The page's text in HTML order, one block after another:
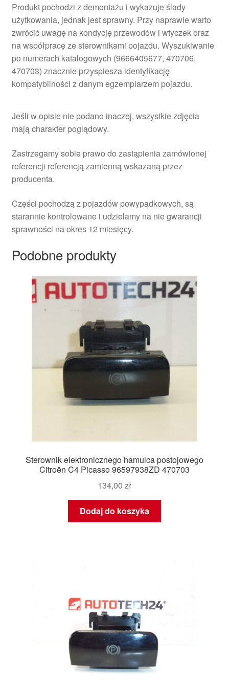
Produkt pochodzi z demontażu i wykazuje ślady
użytkowania, jednak jest sprawny. Przy naprawie warto
zwrócić uwagę na kondycję przewodów i wtyczek oraz
na współpracę ze sterownikami pojazdu. Wyszukiwanie
po numerach katalogowych (9666405677, 470706,
470703) znacznie przyspiesza identyfikację
kompatybilności z danym egzemplarzem pojazdu.
Jeśli w opisie nie podano inaczej, wszystkie zdjęcia
mają charakter poglądowy.
Zastrzegamy sobie prawo do zastąpienia zamówionej
referencji referencją zamienną wskazaną przez
producenta.
Części pochodzą z pojazdów powypadkowych, są
starannie kontrolowane i udzielamy na nie gwarancji
sprawności na okres 12 miesięcy.
Podobne produkty
Sterownik elektronicznego hamulca postojowego
Citroën C4 Picasso 96597938ZD 470703
134,00 zł
Dodaj do koszyka